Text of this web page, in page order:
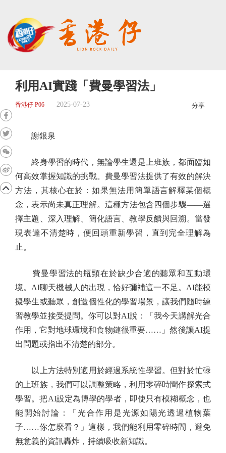
利用AI實踐「費曼學習法」
香港仔 P06 2025-07-23 分享
謝銀泉
終身學習的時代，無論學生還是上班族，都面臨如
何高效掌握知識的挑戰。費曼學習法提供了有效的解決
方法，其核心在於：如果無法用簡單語言解釋某個概
念，表示尚未真正理解。這種方法包含四個步驟——選
擇主題、深入理解、簡化語言、教學反饋與回溯。當發
現表達不清楚時，便回頭重新學習，直到完全理解為
止。
費曼學習法的瓶頸在於缺少合適的聽眾和互動環
境。AI聊天機械人的出現，恰好彌補這一不足。AI能模
擬學生或聽眾，創造個性化的學習場景，讓我們隨時練
習教學並接受提問。你可以對AI說：「我今天講解光合
作用，它對地球環境和食物鏈很重要……」然後讓AI提
出問題或指出不清楚的部分。
以上方法特別適用於經過系統性學習。但對於忙碌
的上班族，我們可以調整策略，利用零碎時間作探索式
學習。把AI設定為博學的學者，即使只有模糊概念，也
能開始討論：「光合作用是光源如陽光透過植物葉
子……你怎麼看？」這樣，我們能利用零碎時間，避免
無意義的資訊轟炸，持續吸收新知識。